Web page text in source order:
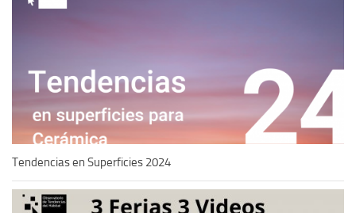
Tendencias en Superficies 2024